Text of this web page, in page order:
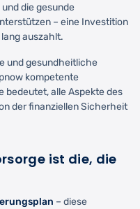
die gesunde
– eine Investition
auszahlt.
und gesundheitliche
kompetente
bedeutet, alle Aspekte des
der finanziellen Sicherheit
ist die, die
– diese